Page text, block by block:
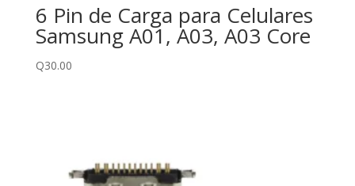
6 Pin de Carga para Celulares
Samsung A01, A03, A03 Core
Q30.00